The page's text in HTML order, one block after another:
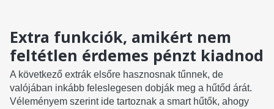
Extra funkciók, amikért nem
feltétlen érdemes pénzt kiadnod
A következő extrák elsőre hasznosnak tűnnek, de
valójában inkább feleslegesen dobják meg a hűtőd árát.
Véleményem szerint ide tartoznak a smart hűtők, ahogy